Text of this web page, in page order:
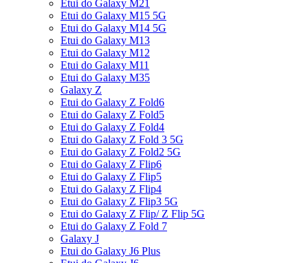
Etui do Galaxy M21
Etui do Galaxy M15 5G
Etui do Galaxy M14 5G
Etui do Galaxy M13
Etui do Galaxy M12
Etui do Galaxy M11
Etui do Galaxy M35
Galaxy Z
Etui do Galaxy Z Fold6
Etui do Galaxy Z Fold5
Etui do Galaxy Z Fold4
Etui do Galaxy Z Fold 3 5G
Etui do Galaxy Z Fold2 5G
Etui do Galaxy Z Flip6
Etui do Galaxy Z Flip5
Etui do Galaxy Z Flip4
Etui do Galaxy Z Flip3 5G
Etui do Galaxy Z Flip/ Z Flip 5G
Etui do Galaxy Z Fold 7
Galaxy J
Etui do Galaxy J6 Plus